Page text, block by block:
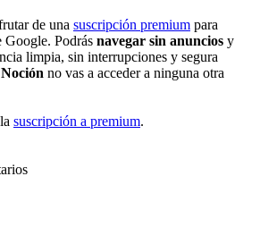
de una suscripción premium para
Google. Podrás navegar sin anuncios y
limpia, sin interrupciones y segura
no vas a acceder a ninguna otra
suscripción a premium.